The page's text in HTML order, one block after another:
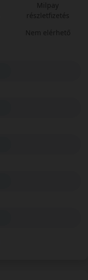
Milpay
részletfizetés
Nem elérhető